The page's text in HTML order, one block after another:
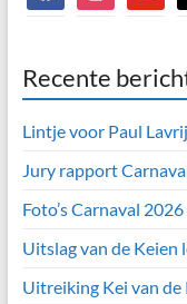
Recente
Lintje voor Paul
Jury rapport
Foto’s Carnaval 2026
Uitslag van de Keien
Uitreiking Kei van de